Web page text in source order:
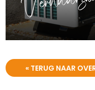
« TERUG NAAR